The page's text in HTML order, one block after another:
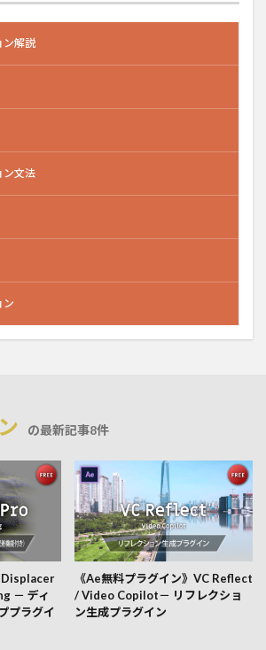
ン解説
ン文法
ン
の最新記事8件
Displacer
－ ディ
プラグイ
《Ae無料プラグイン》VC Reflect
/ Video Copilot－ リフレクショ
ン生成プラグイン